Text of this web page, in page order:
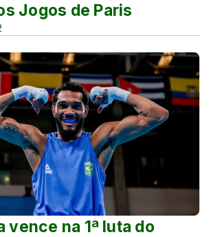
Jogos de Paris
vence na 1ª luta do